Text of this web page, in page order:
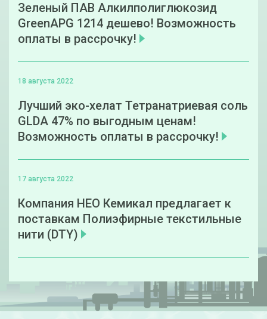
Зеленый ПАВ Алкилполиглюкозид
GreenAPG 1214 дешево! Возможность
оплаты в рассрочку!
18 августа 2022
Лучший эко-хелат Тетранатриевая соль
GLDA 47% по выгодным ценам!
Возможность оплаты в рассрочку!
17 августа 2022
Компания НЕО Кемикал предлагает к
поставкам Полиэфирные текстильные
нити (DTY)